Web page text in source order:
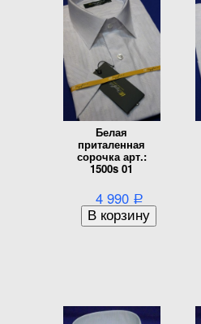
Белая
приталенная
сорочка арт.:
1500s 01
4 990 Р